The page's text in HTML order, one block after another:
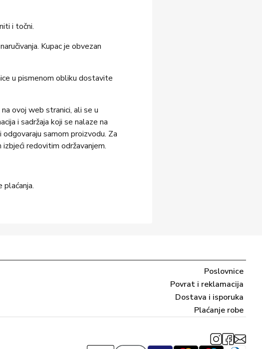
i točni.
Kupac je obvezan
u pismenom obliku dostavite
ovoj web stranici, ali se u
i sadržaja koji se nalaze na
samom proizvodu. Za
redovitim održavanjem.
plaćanja.
Poslovnice
Povrat i reklamacija
Dostava i isporuka
Plaćanje robe